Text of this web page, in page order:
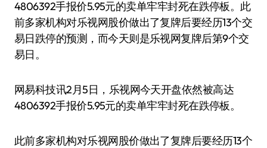
4806392手报价5.95元的卖单牢牢封死在跌停板。此
前多家机构对乐视网股价做出了复牌后要经历13个交
易日跌停的预测，而今天则是乐视网复牌后第9个交
易日。
网易科技讯2月5日，乐视网今天开盘依然被高达
4806392手报价5.95元的卖单牢牢封死在跌停板。
此前多家机构对乐视网股价做出了复牌后要经历13个